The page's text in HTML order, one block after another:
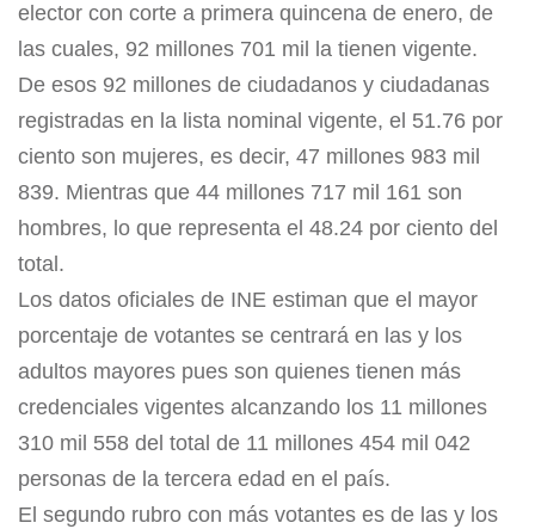
elector con corte a primera quincena de enero, de
las cuales, 92 millones 701 mil la tienen vigente.
De esos 92 millones de ciudadanos y ciudadanas
registradas en la lista nominal vigente, el 51.76 por
ciento son mujeres, es decir, 47 millones 983 mil
839. Mientras que 44 millones 717 mil 161 son
hombres, lo que representa el 48.24 por ciento del
total.
Los datos oficiales de INE estiman que el mayor
porcentaje de votantes se centrará en las y los
adultos mayores pues son quienes tienen más
credenciales vigentes alcanzando los 11 millones
310 mil 558 del total de 11 millones 454 mil 042
personas de la tercera edad en el país.
El segundo rubro con más votantes es de las y los